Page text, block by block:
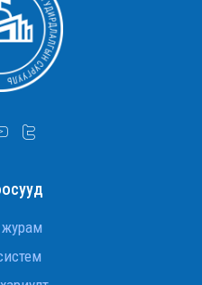
тэнхимийн
шагнууллаа.
тэнхимийн
STUDENTS VISIT THE
журам